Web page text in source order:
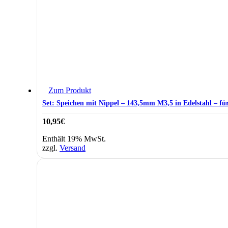
Zum Produkt
Set: Speichen mit Nippel – 143,5mm M3,5 in Edelstahl –
10,95€
Enthält 19% MwSt.
zzgl. Versand